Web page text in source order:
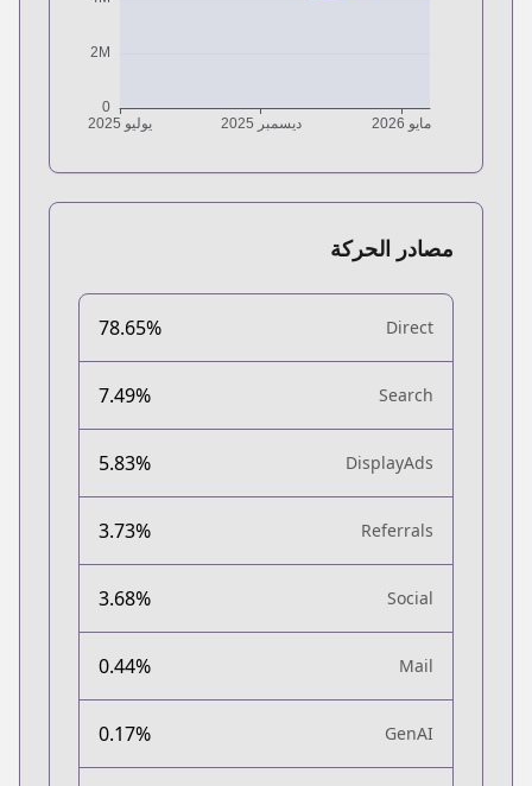
مصادر الحركة
Direct
78.65%
Search
7.49%
DisplayAds
5.83%
Referrals
3.73%
Social
3.68%
Mail
0.44%
GenAI
0.17%